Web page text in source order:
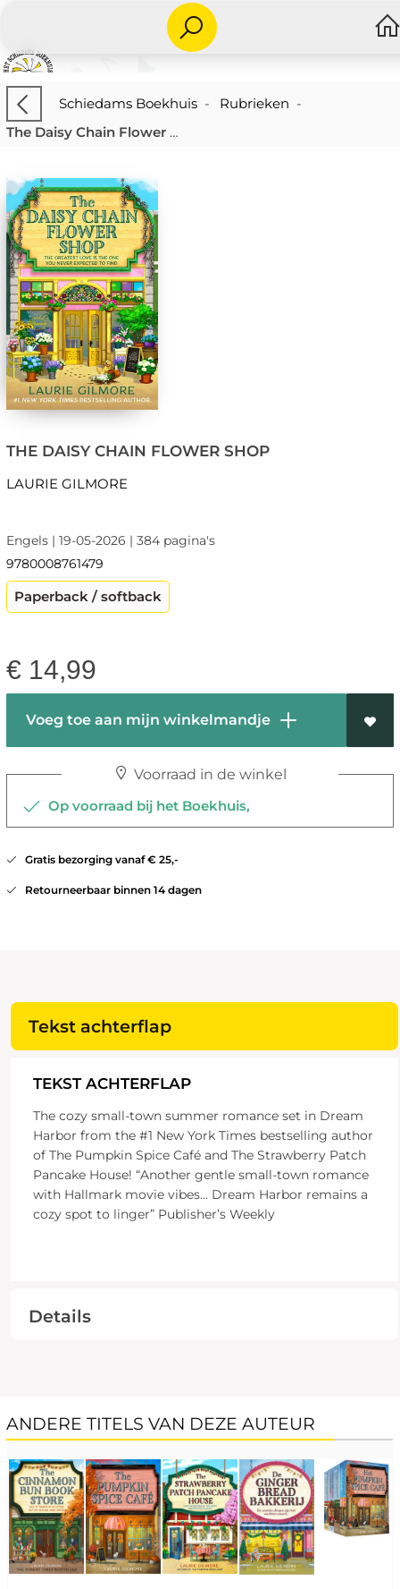
Schiedams Boekhuis- Rubrieken -
The Daisy Chain Flower Shop
THE DAISY CHAIN FLOWER SHOP
LAURIE GILMORE
Engels | 19-05-2026 | 384 pagina's
9780008761479
Paperback / softback
€ 14,99
Voeg toe aan mijn winkelmandje
Voorraad in de winkel
Op voorraad bij het Boekhuis,
Gratis bezorging vanaf € 25,-
Retourneerbaar binnen 14 dagen
Tekst achterflap
TEKST ACHTERFLAP
The cozy small-town summer romance set in Dream
Harbor from the #1 New York Times bestselling author
of The Pumpkin Spice Café and The Strawberry Patch
Pancake House! “Another gentle small-town romance
with Hallmark movie vibes… Dream Harbor remains a
cozy spot to linger” Publisher’s Weekly
Details
ANDERE TITELS VAN DEZE AUTEUR